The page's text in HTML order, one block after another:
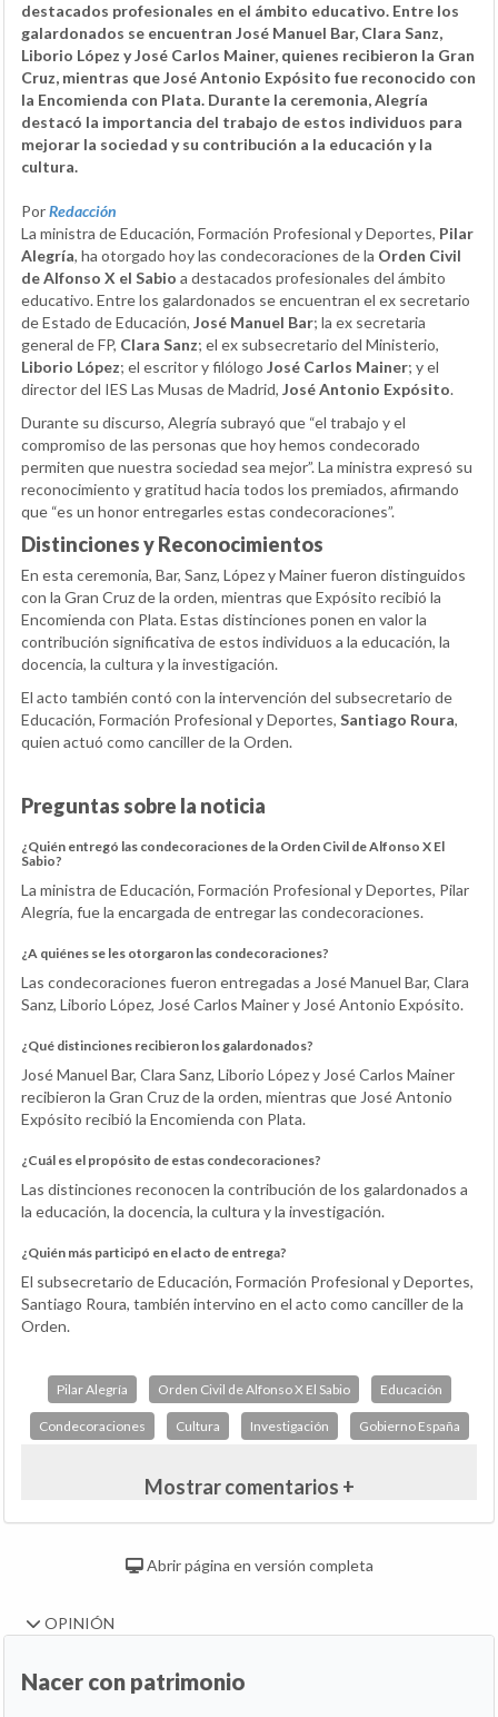
destacados profesionales en el ámbito educativo. Entre los
galardonados se encuentran José Manuel Bar, Clara Sanz,
Liborio López y José Carlos Mainer, quienes recibieron la Gran
Cruz, mientras que José Antonio Expósito fue reconocido con
la Encomienda con Plata. Durante la ceremonia, Alegría
destacó la importancia del trabajo de estos individuos para
mejorar la sociedad y su contribución a la educación y la
cultura.
PorRedacción
La ministra de Educación, Formación Profesional y Deportes, Pilar
Alegría, ha otorgado hoy las condecoraciones de la Orden Civil
de Alfonso X el Sabio a destacados profesionales del ámbito
educativo. Entre los galardonados se encuentran el ex secretario
de Estado de Educación, José Manuel Bar; la ex secretaria
general de FP, Clara Sanz; el ex subsecretario del Ministerio,
Liborio López; el escritor y filólogo José Carlos Mainer; y el
director del IES Las Musas de Madrid, José Antonio Expósito.
Durante su discurso, Alegría subrayó que “el trabajo y el
compromiso de las personas que hoy hemos condecorado
permiten que nuestra sociedad sea mejor”. La ministra expresó su
reconocimiento y gratitud hacia todos los premiados, afirmando
que “es un honor entregarles estas condecoraciones”.
Distinciones y Reconocimientos
En esta ceremonia, Bar, Sanz, López y Mainer fueron distinguidos
con la Gran Cruz de la orden, mientras que Expósito recibió la
Encomienda con Plata. Estas distinciones ponen en valor la
contribución significativa de estos individuos a la educación, la
docencia, la cultura y la investigación.
El acto también contó con la intervención del subsecretario de
Educación, Formación Profesional y Deportes, Santiago Roura,
quien actuó como canciller de la Orden.
Preguntas sobre la noticia
¿Quién entregó las condecoraciones de la Orden Civil de Alfonso X El
Sabio?
La ministra de Educación, Formación Profesional y Deportes, Pilar
Alegría, fue la encargada de entregar las condecoraciones.
¿A quiénes se les otorgaron las condecoraciones?
Las condecoraciones fueron entregadas a José Manuel Bar, Clara
Sanz, Liborio López, José Carlos Mainer y José Antonio Expósito.
¿Qué distinciones recibieron los galardonados?
José Manuel Bar, Clara Sanz, Liborio López y José Carlos Mainer
recibieron la Gran Cruz de la orden, mientras que José Antonio
Expósito recibió la Encomienda con Plata.
¿Cuál es el propósito de estas condecoraciones?
Las distinciones reconocen la contribución de los galardonados a
la educación, la docencia, la cultura y la investigación.
¿Quién más participó en el acto de entrega?
El subsecretario de Educación, Formación Profesional y Deportes,
Santiago Roura, también intervino en el acto como canciller de la
Orden.
Pilar Alegría Orden Civil de Alfonso X El Sabio Educación
Condecoraciones Cultura Investigación Gobierno España
Mostrar comentarios +
Abrir página en versión completa
OPINIÓN
Nacer con patrimonio